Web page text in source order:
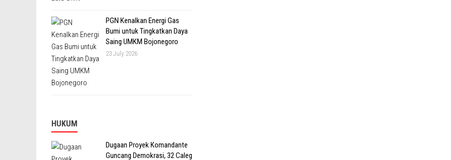
PGN Kenalkan Energi Gas
Bumi untuk Tingkatkan Daya
Saing UMKM Bojonegoro
23 July 2026
HUKUM
Dugaan Proyek Komandante
Guncang Demokrasi, 32 Caleg